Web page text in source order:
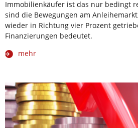
Immobilienkäufer ist das nur bedingt
sind die Bewegungen am
wieder in Richtung vier Prozent
Finanzierungen bedeutet.
mehr